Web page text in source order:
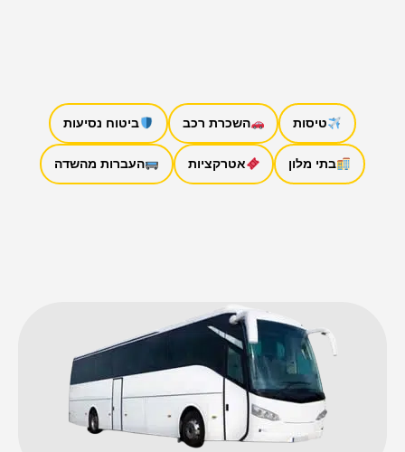
טיסות השכרת רכב ביטוח נסיעות
בתי מלון אטרקציות העברות מהשדה